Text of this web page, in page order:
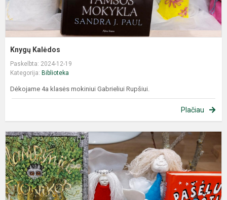
Knygų Kalėdos
Paskelbta: 2024-12-19
Kategorija: Biblioteka
Dėkojame 4a klasės mokiniui Gabrieliui Rupšiui.
Plačiau